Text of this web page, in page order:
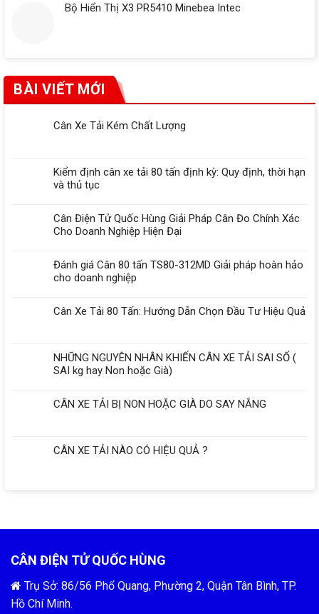
Bộ Hiển Thị X3 PR5410 Minebea Intec
BÀI VIẾT MỚI
Cân Xe Tải Kém Chất Lượng
Kiểm định cân xe tải 80 tấn định kỳ: Quy định, thời hạn
và thủ tục
Cân Điện Tử Quốc Hùng Giải Pháp Cân Đo Chính Xác
Cho Doanh Nghiệp Hiện Đại
Đánh giá Cân 80 tấn TS80-312MD Giải pháp hoàn hảo
cho doanh nghiệp
Cân Xe Tải 80 Tấn: Hướng Dẫn Chọn Đầu Tư Hiệu Quả
NHỮNG NGUYÊN NHÂN KHIẾN CÂN XE TẢI SAI SỐ (
SAI kg hay Non hoặc Già)
CÂN XE TẢI BỊ NON HOẶC GIÀ DO SAY NẮNG
CÂN XE TẢI NÀO CÓ HIỆU QUẢ ?
CÂN ĐIỆN TỬ QUỐC HÙNG
Trụ Sở: 86/56 Phổ Quang, Phường 2, Quận Tân Bình, TP.
Hồ Chí Minh.